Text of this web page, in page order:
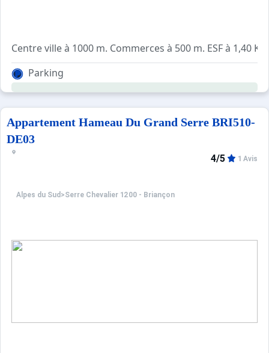
Centre ville à 1000 m. Commerces à 500 m. ESF à 1,40
Arrêt navette 200/250m
Parking
Appartement Hameau Du Grand Serre BRI510-
DE03
Alpes du Sud >Serre Chevalier 1200 - Briançon
4/5 1 Avis